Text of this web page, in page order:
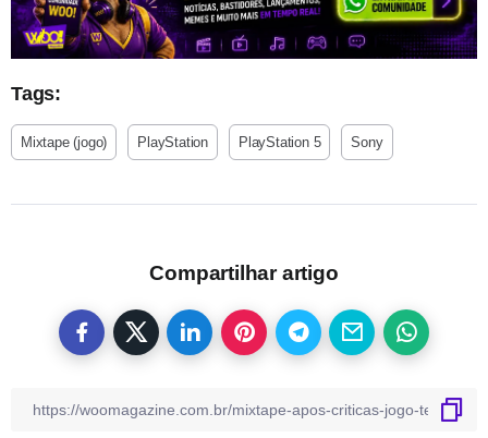
Tags:
Mixtape (jogo) PlayStation PlayStation 5 Sony
Compartilhar artigo